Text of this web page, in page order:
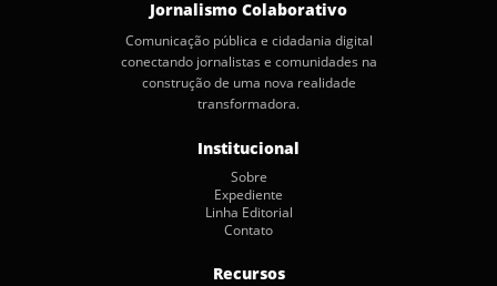
Jornalismo Colaborativo
Comunicação pública e cidadania digital
conectando jornalistas e comunidades na
construção de uma nova realidade
transformadora.
Institucional
Sobre
Expediente
Linha Editorial
Contato
Recursos